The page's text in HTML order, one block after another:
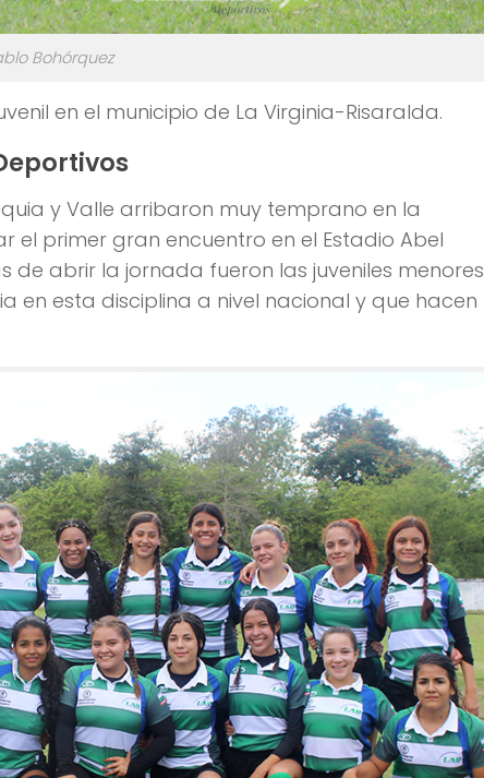
Bohórquez
en el municipio de La Virginia-Risaralda.
y Valle arribaron muy temprano en la
el primer gran encuentro en el Estadio Abel
de abrir la jornada fueron las juveniles menores
en esta disciplina a nivel nacional y que hacen